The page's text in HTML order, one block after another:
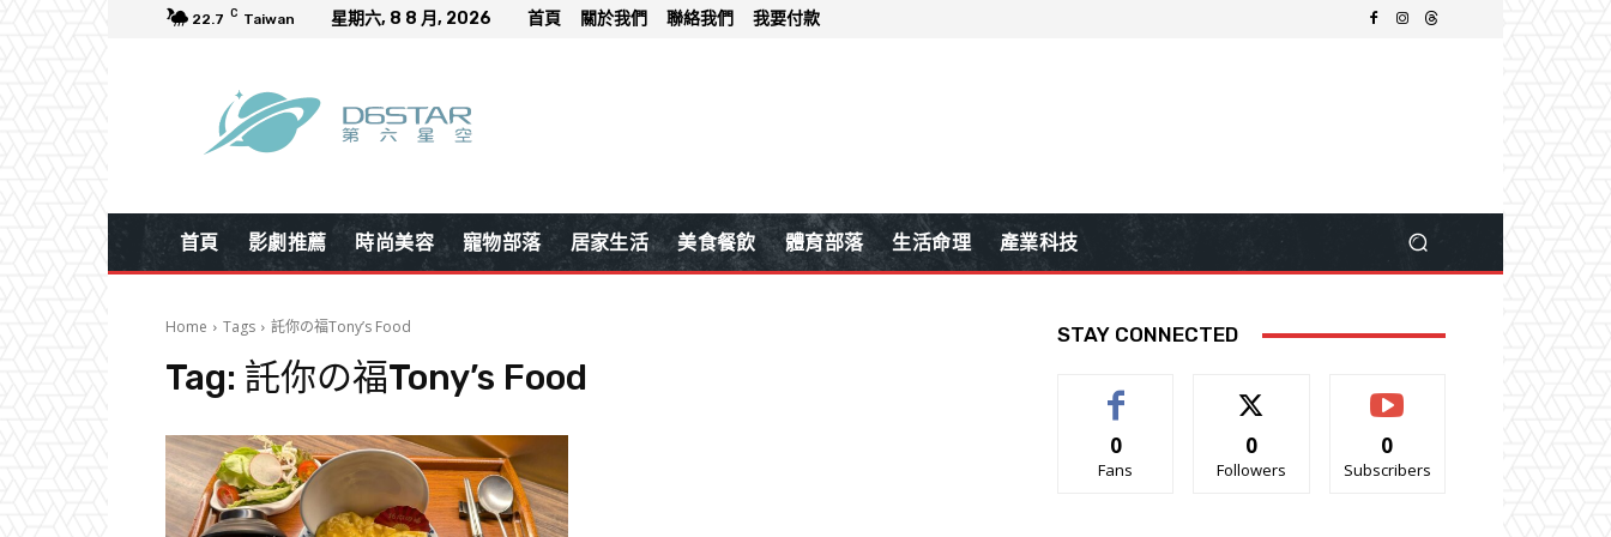
22.7 C Taiwan 星期六, 8 8 月, 2026 首頁 關於我們 聯絡我們 我要付款
首頁 影劇推薦 時尚美容 寵物部落 居家生活 美食餐飲 體育部落 生活命理 產業科技
Home Tags 託你の福Tony’s Food
Tag: 託你の福Tony’s Food
STAY CONNECTED
0
Fans
0
Followers
0
Subscribers